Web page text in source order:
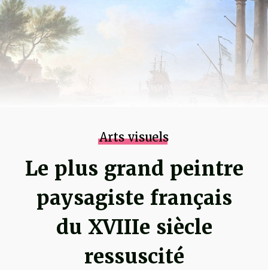
Arts visuels
Le plus grand peintre
paysagiste français
du XVIIIe siècle
ressuscité